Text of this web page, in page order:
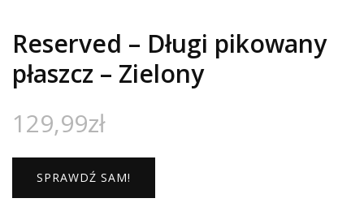
Reserved – Długi pikowany
płaszcz – Zielony
129,99zł
SPRAWDŹ SAM!